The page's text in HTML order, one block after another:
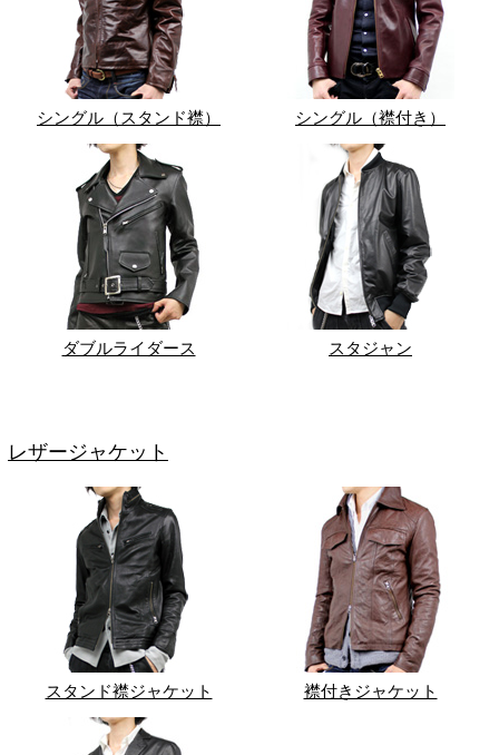
シングル（スタンド襟） シングル（襟付き）
ダブルライダース スタジャン
レザージャケット
スタンド襟ジャケット 襟付きジャケット